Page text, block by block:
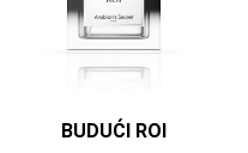
BUDUĆI ROI